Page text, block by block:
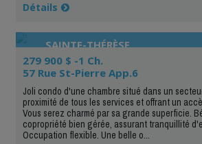
Détails
SAINTE-THÉRÈSE
279 900 $ -1 Ch.
57 Rue St-Pierre App.6
Joli condo d'une chambre situé dans un
proximité de tous les services et offrant un
Vous serez charmé par sa grande superficie.
copropriété bien gérée, assurant tranquillité
Occupation flexible. Une belle o...